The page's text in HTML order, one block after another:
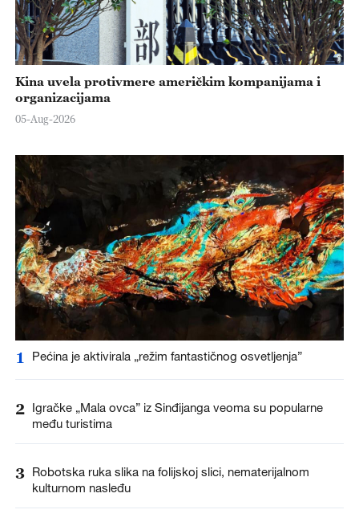
Kina uvela protivmere američkim kompanijama i
organizacijama
05-Aug-2026
1 Pećina je aktivirala „režim fantastičnog osvetljenja”
2 Igračke „Mala ovca” iz Sinđijanga veoma su popularne
među turistima
3 Robotska ruka slika na folijskoj slici, nematerijalnom
kulturnom nasleđu